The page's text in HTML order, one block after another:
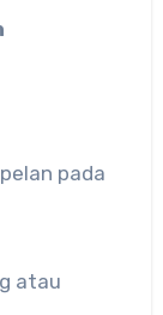
pada
atau